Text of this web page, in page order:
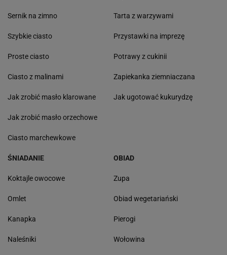
Sernik na zimno
Szybkie ciasto
Proste ciasto
Ciasto z malinami
Jak zrobić masło klarowane
Jak zrobić masło orzechowe
Ciasto marchewkowe
Tarta z warzywami
Przystawki na imprezę
Potrawy z cukinii
Zapiekanka ziemniaczana
Jak ugotować kukurydzę
ŚNIADANIE
Koktajle owocowe
Omlet
Kanapka
Naleśniki
OBIAD
Zupa
Obiad wegetariański
Pierogi
Wołowina